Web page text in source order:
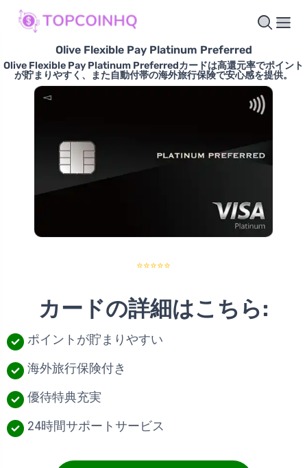
Olive Flexible Pay Platinum Preferred
Olive Flexible Pay Platinum Preferredカードは高還元率でポイント
が貯まりやすく、また自動付帯の海外旅行保険で安心感を提供。
⭐⭐⭐⭐⭐
カードの詳細はこちら:
ポイントが貯まりやすい
海外旅行保険付き
優待特典充実
24時間サポートサービス